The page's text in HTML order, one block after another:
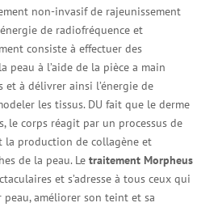
non-invasif de rajeunissement
de radiofréquence et
consiste à effectuer des
peau à l’aide de la pièce a main
à délivrer ainsi l’énergie de
les tissus. DU fait que le derme
le corps réagit par un processus de
la production de collagène et
de la peau. Le traitement Morpheus
et s’adresse à tous ceux qui
améliorer son teint et sa